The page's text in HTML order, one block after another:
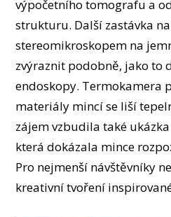
výpočetního tomografu a
strukturu. Další zastávka
stereomikroskopem na
zvýraznit podobně, jako to
endoskopy. Termokamera
materiály mincí se liší
zájem vzbudila také
která dokázala mince
Pro nejmenší návštěvníky
kreativní tvoření